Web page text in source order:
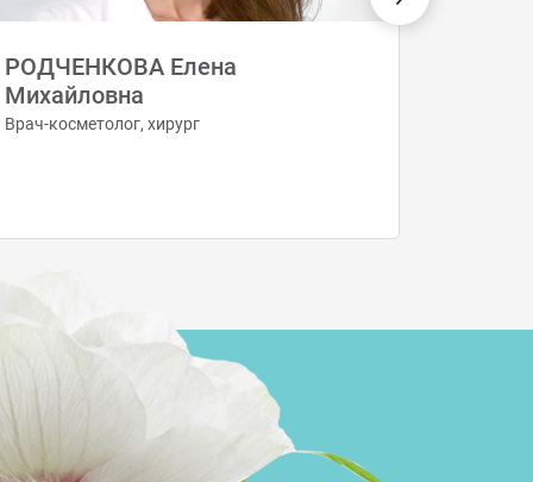
РОДЧЕНКОВА Елена
Михайловна
Врач-косметолог, хирург